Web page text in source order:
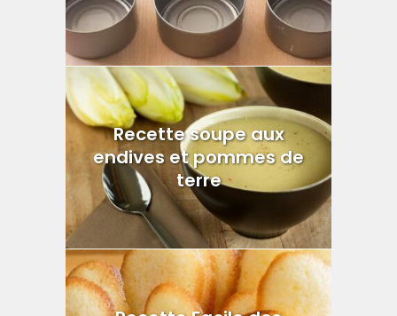
Recette soupe aux
endives et pommes de
terre